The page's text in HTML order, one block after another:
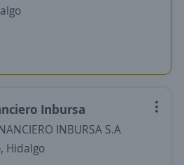
Inbursa
INBURSA S.A
Hidalgo